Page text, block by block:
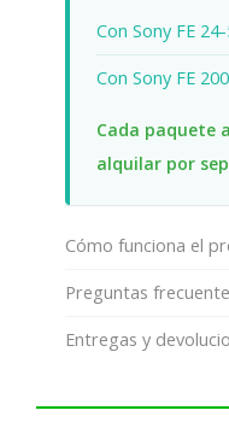
Con Sony FE
Con Sony FE
Cada paquete
alquilar por
Cómo funciona el
Preguntas
Entregas y